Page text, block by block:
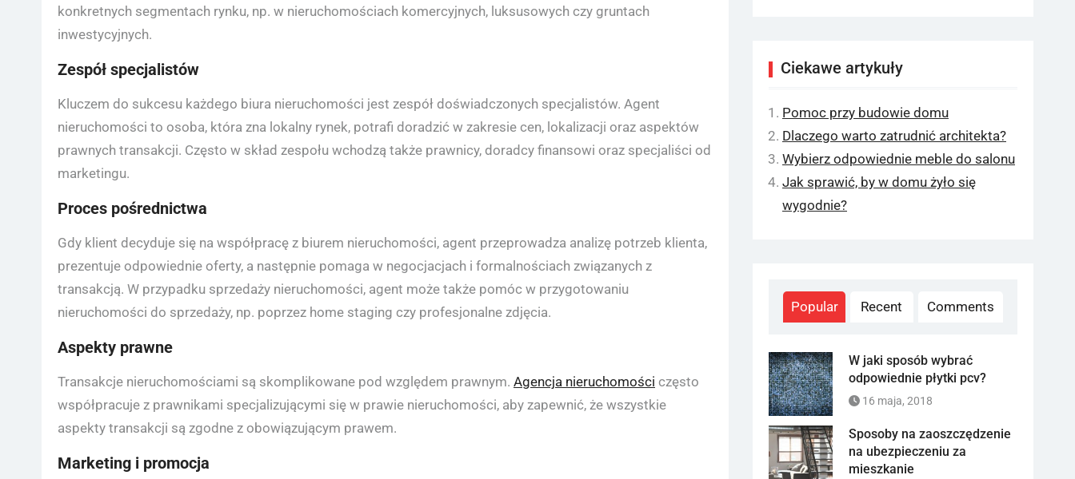
konkretnych segmentach rynku, np. w nieruchomościach komercyjnych, luksusowych czy gruntach
inwestycyjnych.
Zespół specjalistów
Kluczem do sukcesu każdego biura nieruchomości jest zespół doświadczonych specjalistów. Agent
nieruchomości to osoba, która zna lokalny rynek, potrafi doradzić w zakresie cen, lokalizacji oraz aspektów
prawnych transakcji. Często w skład zespołu wchodzą także prawnicy, doradcy finansowi oraz specjaliści od
marketingu.
Proces pośrednictwa
Gdy klient decyduje się na współpracę z biurem nieruchomości, agent przeprowadza analizę potrzeb klienta,
prezentuje odpowiednie oferty, a następnie pomaga w negocjacjach i formalnościach związanych z
transakcją. W przypadku sprzedaży nieruchomości, agent może także pomóc w przygotowaniu
nieruchomości do sprzedaży, np. poprzez home staging czy profesjonalne zdjęcia.
Aspekty prawne
Transakcje nieruchomościami są skomplikowane pod względem prawnym. Agencja nieruchomości często
współpracuje z prawnikami specjalizującymi się w prawie nieruchomości, aby zapewnić, że wszystkie
aspekty transakcji są zgodne z obowiązującym prawem.
Marketing i promocja
Ciekawe artykuły
Pomoc przy budowie domu
Dlaczego warto zatrudnić architekta?
Wybierz odpowiednie meble do salonu
Jak sprawić, by w domu żyło się
wygodnie?
Popular Recent Comments
W jaki sposób wybrać
odpowiednie płytki pcv?
16 maja, 2018
Sposoby na zaoszczędzenie
na ubezpieczeniu za
mieszkanie